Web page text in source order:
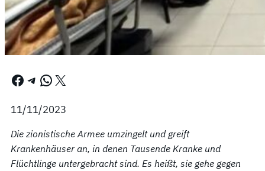
Facebook Telegram WhatsApp X
11/11/2023
Die zionistische Armee umzingelt und greift
Krankenhäuser an, in denen Tausende Kranke und
Flüchtlinge untergebracht sind. Es heißt, sie gehe gegen